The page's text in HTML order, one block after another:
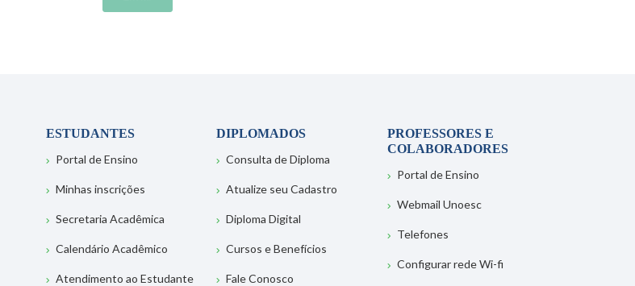
ESTUDANTES
Portal de Ensino
Minhas inscrições
Secretaria Acadêmica
Calendário Acadêmico
Atendimento ao Estudante
DIPLOMADOS
Consulta de Diploma
Atualize seu Cadastro
Diploma Digital
Cursos e Benefícios
Fale Conosco
PROFESSORES E
COLABORADORES
Portal de Ensino
Webmail Unoesc
Telefones
Configurar rede Wi-fi